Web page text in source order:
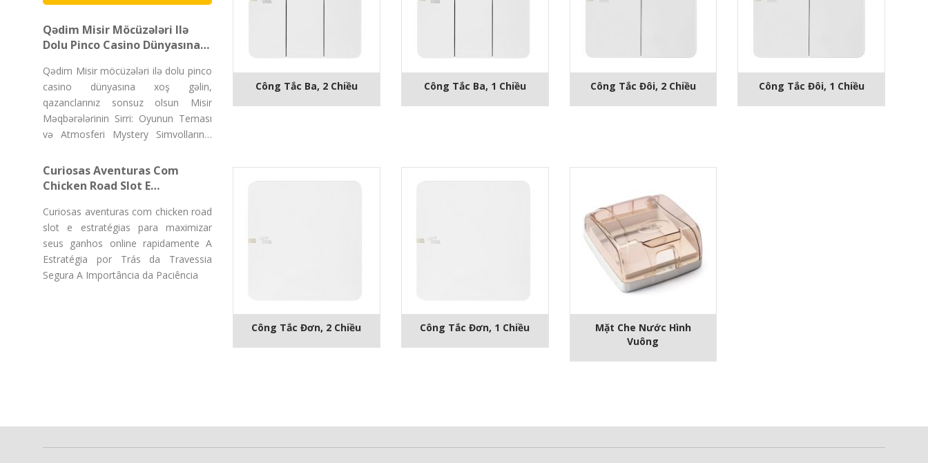
Công Tắc Ba, 2 Chiều Công Tắc Ba, 1 Chiều Công Tắc Đôi, 2 Chiều Công Tắc Đôi, 1 Chiều
Công Tắc Đơn, 2 Chiều Công Tắc Đơn, 1 Chiều
Mặt Che Nước Hình
Vuông
Qədim Misir Möcüzələri Ilə
Dolu Pinco Casino Dünyasına
Sonsuz Olsun
Qədim Misir möcüzələri ilə dolu pinco
casino dünyasına xoş gəlin,
qazanclarınız sonsuz olsun Misir
Məqbərələrinin Sirri: Oyunun Teması
və Atmosferi Mystery Simvollarının
Curiosas Aventuras Com
Chicken Road Slot E
Seus Ganhos Online
Rapidamente
Curiosas aventuras com chicken road
slot e estratégias para maximizar
seus ganhos online rapidamente A
Estratégia por Trás da Travessia
Segura A Importância da Paciência